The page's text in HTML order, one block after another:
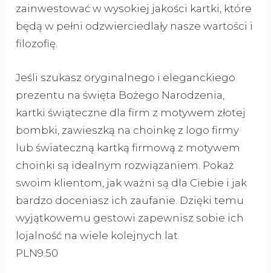
zainwestować w wysokiej jakości kartki, które
będą w pełni odzwierciedlały nasze wartości i
filozofię.
Jeśli szukasz oryginalnego i eleganckiego
prezentu na święta Bożego Narodzenia,
kartki świąteczne dla firm z motywem złotej
bombki, zawieszką na choinkę z logo firmy
lub świateczną kartką firmową z motywem
choinki są idealnym rozwiązaniem. Pokaż
swoim klientom, jak ważni są dla Ciebie i jak
bardzo doceniasz ich zaufanie. Dzięki temu
wyjątkowemu gestowi zapewnisz sobie ich
lojalność na wiele kolejnych lat.
PLN9.50